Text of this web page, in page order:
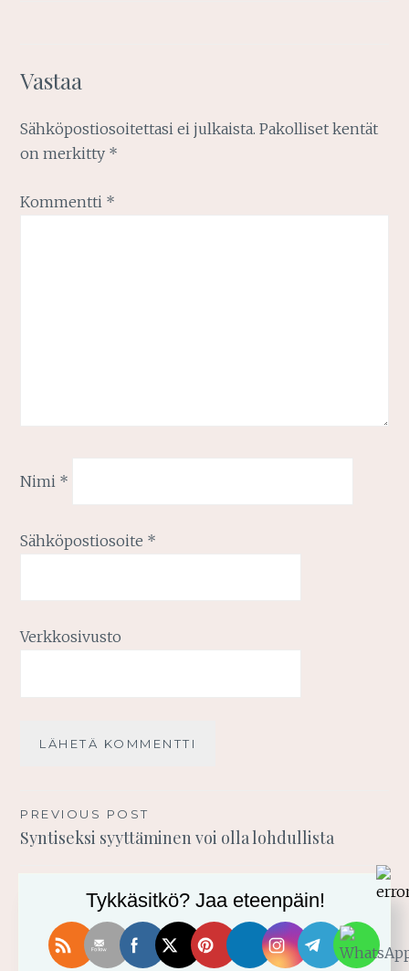
Vastaa
Sähköpostiosoitettasi ei julkaista. Pakolliset kentät
on merkitty *
Kommentti *
Nimi *
Sähköpostiosoite *
Verkkosivusto
Artikkelien
selaus
PREVIOUS POST
Syntiseksi syyttäminen voi olla lohdullista
Tykkäsitkö? Jaa eteenpäin!